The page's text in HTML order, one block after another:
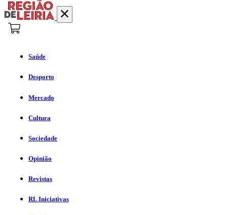
Saúde
Desporto
Mercado
Cultura
Sociedade
Opinião
Revistas
RL Iniciativas